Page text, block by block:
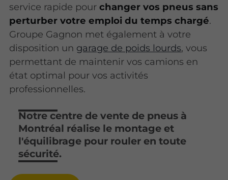
service rapide pourchanger vos pneus sans
perturber votre emploi du temps chargé.
Groupe Gagnon met également à votre
disposition un garage de poids lourds, vous
permettant de maintenir vos camions en
état optimal pour vos activités
professionnelles.
Notre centre de vente de pneus à
Montréal réalise le montage et
l'équilibrage pour rouler en toute
sécurité.